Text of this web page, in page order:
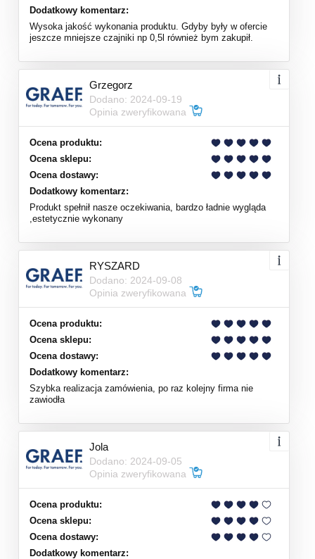
Dodatkowy komentarz:
Wysoka jakość wykonania produktu. Gdyby były w ofercie
jeszcze mniejsze czajniki np 0,5l również bym zakupił.
Grzegorz
Dodano: 2024-09-19
Opinia zweryfikowana
Ocena produktu:
Ocena sklepu:
Ocena dostawy:
Dodatkowy komentarz:
Produkt spełnił nasze oczekiwania, bardzo ładnie wygląda
,estetycznie wykonany
RYSZARD
Dodano: 2024-09-08
Opinia zweryfikowana
Ocena produktu:
Ocena sklepu:
Ocena dostawy:
Dodatkowy komentarz:
Szybka realizacja zamówienia, po raz kolejny firma nie
zawiodła
Jola
Dodano: 2024-09-05
Opinia zweryfikowana
Ocena produktu:
Ocena sklepu:
Ocena dostawy:
Dodatkowy komentarz: